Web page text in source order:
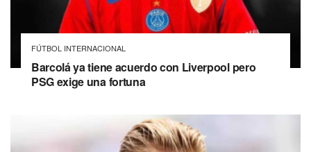
FÚTBOL INTERNACIONAL
Barcolá ya tiene acuerdo con Liverpool pero
PSG exige una fortuna